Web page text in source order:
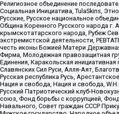
Религиозное объединение
Социальная Инициатива, TulaSkins,
Русские, Русское национальное
Община Коренного Русского народа
крымскотатарского народа, Рубеж
экстремистской деятельности,
честь иконы Божией Матери
Фирма, Молодежная правозащитная
Единения, Каракольская
Славянских Сил Руси, Алля-Аят,
Русская республика Русь,
Нация и свобода, Нация и свобода,
Русский Патриотический клуб-
союз, Фонд борьбы с коррупцией,
Навального, Совет граждан СССР